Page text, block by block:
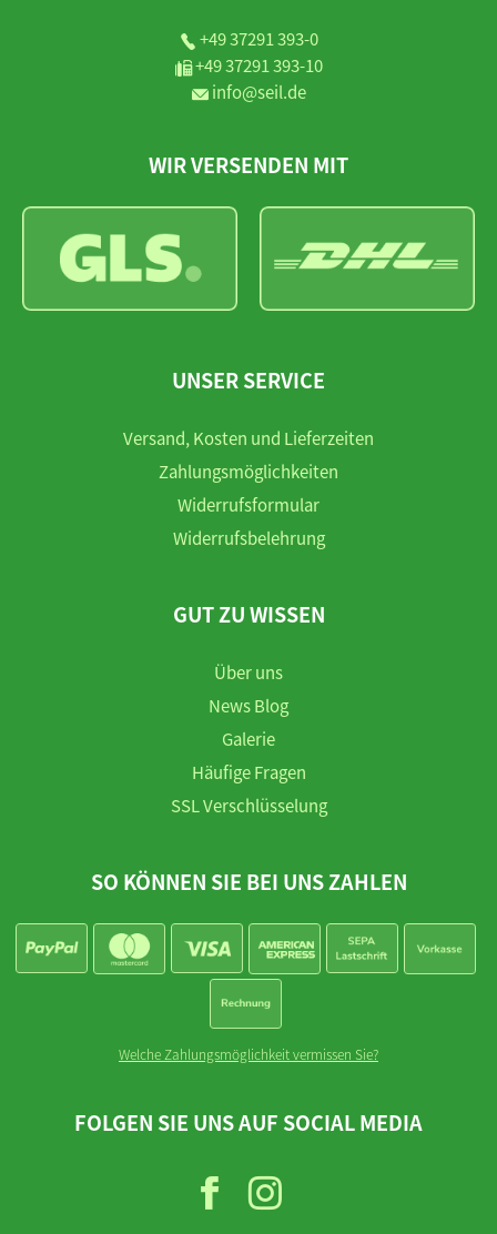
+49 37291 393-0
+49 37291 393-10
info@seil.de
WIR VERSENDEN MIT
UNSER SERVICE
Versand, Kosten und Lieferzeiten
Zahlungsmöglichkeiten
Widerrufsformular
Widerrufsbelehrung
GUT ZU WISSEN
Über uns
News Blog
Galerie
Häufige Fragen
SSL Verschlüsselung
SO KÖNNEN SIE BEI UNS ZAHLEN
Welche Zahlungsmöglichkeit vermissen Sie?
FOLGEN SIE UNS AUF SOCIAL MEDIA